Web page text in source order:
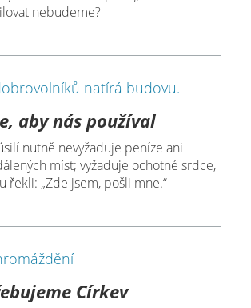
nebudeme?
aby nás používal
nutně nevyžaduje peníze ani
míst; vyžaduje ochotné srdce,
řekli: „Zde jsem, pošli mne.“
Církev